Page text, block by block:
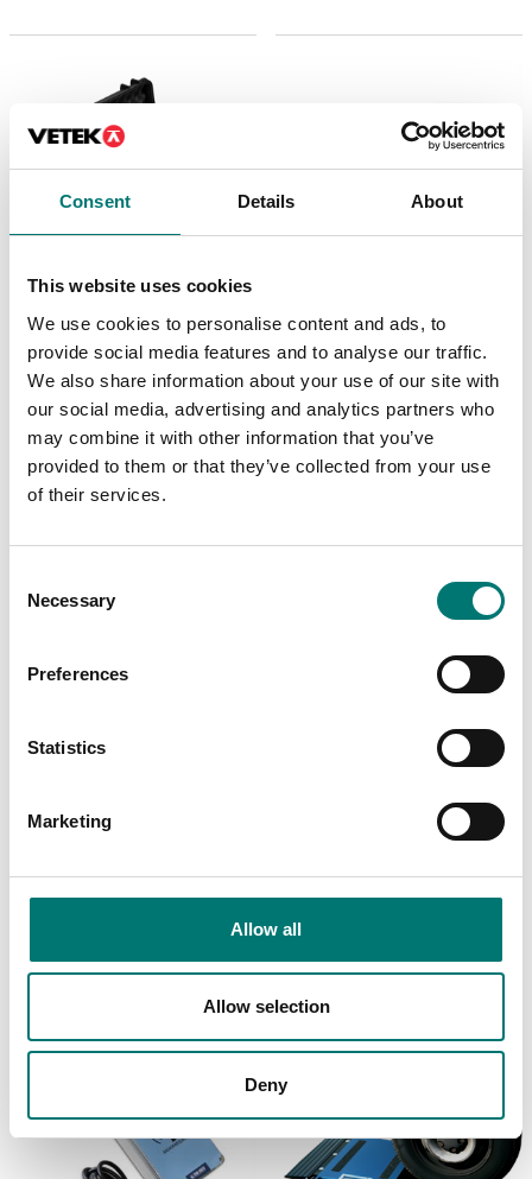
Consent Details About
This website uses cookies
We use cookies to personalise content and ads, to
provide social media features and to analyse our traffic.
We also share information about your use of our site with
our social media, advertising and analytics partners who
may combine it with other information that you’ve
provided to them or that they’ve collected from your use
of their services.
Selection
Necessary
Preferences
Statistics
Marketing
Allow all
Allow selection
Deny
Vågindikatorer
Indikatorrack,
touchscreen, för
hjulvågar med printer
Finns i flera varianter
Pris från: 22 275 kr
Fordonsvågar
Inkoppling av en trådad
WWS platta till en
trådlös.
Artikelnr: WWS-DUAL
1 400 kr
Kablage med M12
Artikelnr: 14CAVOM128P0.5M
Mjukvara (app) för
Artikelnr: ScaleAPP
Kontakta oss för pris